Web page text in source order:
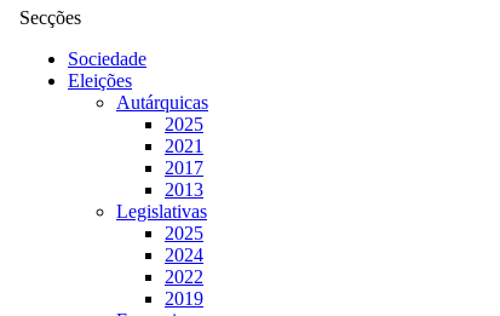
Secções
Sociedade
Eleições
Autárquicas
2025
2021
2017
2013
Legislativas
2025
2024
2022
2019